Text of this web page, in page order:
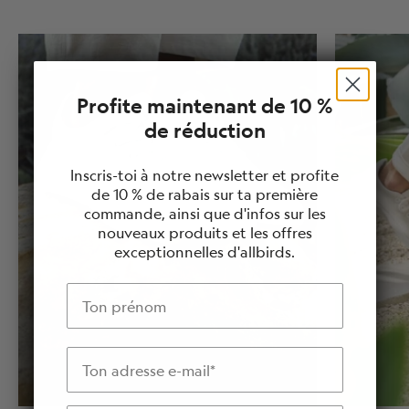
Profite maintenant de 10 %
de réduction
Inscris-toi à notre newsletter et profite
de 10 % de rabais sur ta première
commande, ainsi que d'infos sur les
nouveaux produits et les offres
exceptionnelles d'allbirds.